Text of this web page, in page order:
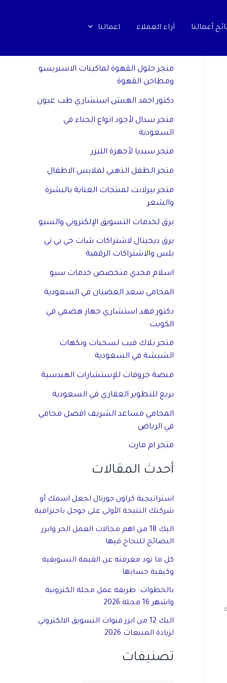
أعمالنا اَراء العملاء اعمالنا
متجر حلول القهوة لماكينات الاسبريسو
ومطاحن القهوة
دكتور احمد الهبش استشاري طب عيون
متجر سدال لأجود انواع الحناء في
السعودية
متجر سيديا لأجهزة الليزر
متجر الطفل الذهبي لملابس الاطفال
متجر بيرلانت لمنتجات العناية بالبشرة
والشعر
برق لخدمات التسويق الإلكتروني والسيو
برق ديجيتال لاشتراكات شات جي بي تي
بلس والاشتراكات الرقمية
اسلام مجدي متخصص خدمات سيو
المحامي سعد الغضيان في السعودية
دكتور فهد استشاري جهاز هضمي في
الكويت
متجر بلاك فيب لسحبات ونكهات
الشيشة في السعودية
منصة جروفات للإستشارات الهندسية
بريع للتطوير العقاري في السعودية
المحامي مساعد الشريف افضل محامي
في الرياض
متجر ام مارت
أحدث المقالات
استراتيجية كراون جورنال لجعل اسمك أو
شركتك النتيجة الأولى على جوجل باحترافية
اليك 18 من اهم مجالات العمل الحر وابرز
النصائح للنجاح فيها
كل ما تود معرفته عن القيمة التسويقية
وكيفية حسابها
بالخطوات: طريقة عمل مجلة الكترونية
واشهر 16 مجلة 2026
اليك 12 من ابرز قنوات التسويق الالكتروني
لزيادة المبيعات 2026
تصنيفات